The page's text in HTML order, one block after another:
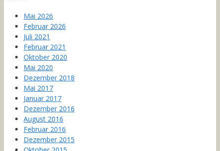
Mai 2026
Februar 2026
Juli 2021
Februar 2021
Oktober 2020
Mai 2020
Dezember 2018
Mai 2017
Januar 2017
Dezember 2016
August 2016
Februar 2016
Dezember 2015